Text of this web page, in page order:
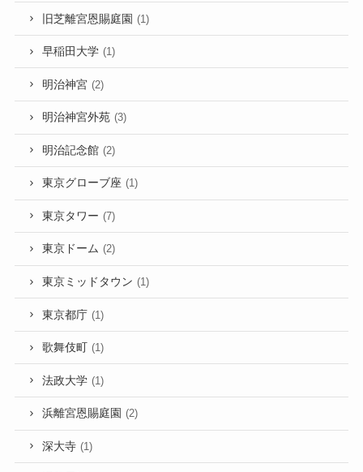
旧芝離宮恩賜庭園 (1)
早稲田大学 (1)
明治神宮 (2)
明治神宮外苑 (3)
明治記念館 (2)
東京グローブ座 (1)
東京タワー (7)
東京ドーム (2)
東京ミッドタウン (1)
東京都庁 (1)
歌舞伎町 (1)
法政大学 (1)
浜離宮恩賜庭園 (2)
深大寺 (1)